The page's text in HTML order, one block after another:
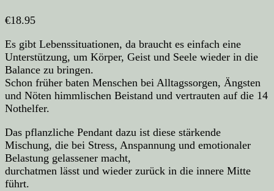
€18.95
Es gibt Lebenssituationen, da braucht es einfach eine
Unterstützung, um Körper, Geist und Seele wieder in die
Balance zu bringen.
Schon früher baten Menschen bei Alltagssorgen, Ängsten
und Nöten himmlischen Beistand und vertrauten auf die 14
Nothelfer.
Das pflanzliche Pendant dazu ist diese stärkende
Mischung, die bei Stress, Anspannung und emotionaler
Belastung gelassener macht,
durchatmen lässt und wieder zurück in die innere Mitte
führt.